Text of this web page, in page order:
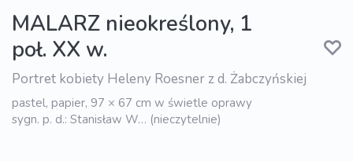
MALARZ nieokreślony, 1
poł. XX w.
Portret kobiety Heleny Roesner z d. Żabczyńskiej
pastel, papier, 97 × 67 cm w świetle oprawy
sygn. p. d.: Stanisław W… (nieczytelnie)